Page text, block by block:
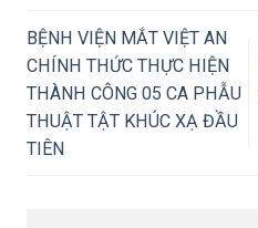
BỆNH VIỆN MẮT VIỆT AN
CHÍNH THỨC THỰC HIỆN
THÀNH CÔNG 05 CA PHẪU
THUẬT TẬT KHÚC XẠ ĐẦU
TIÊN